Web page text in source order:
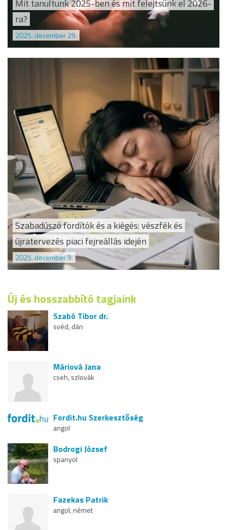
Mit tanultunk 2025-ben és mit felejtsünk el 2026-
ra?
2025. december 29.
Szabadúszó fordítók és a kiégés: vészfék és
újratervezés piaci fejreállás idején
2025. december 9.
Új és hosszabbító tagjaink
Szabó Tibor dr.
svéd, dán
Máriová Jana
cseh, szlovák
Fordit.hu Szerkesztőség
angol
Bodrogi József
spanyol
Fazekas Patrik
angol, német